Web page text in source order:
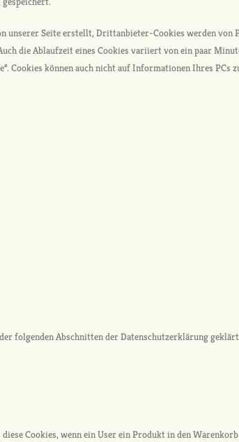
Seite erstellt, Drittanbieter-Cookies werden von
die Ablaufzeit eines Cookies variiert von ein paar
Cookies können auch nicht auf Informationen Ihres PCs
folgenden Abschnitten der Datenschutzerklärung
Cookies, wenn ein User ein Produkt in den